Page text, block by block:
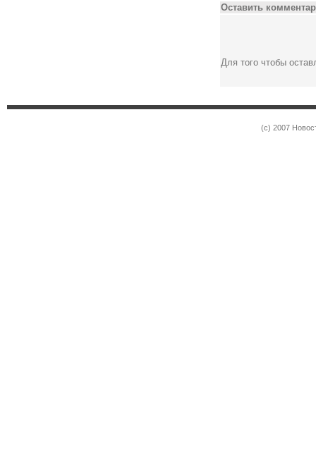
Оставить
Для того чтобы
(c) 2007